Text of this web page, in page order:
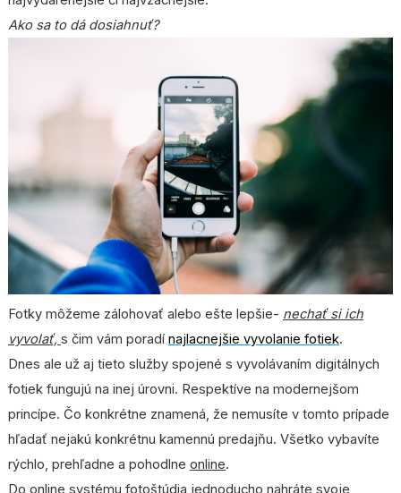
Ako sa to dá dosiahnuť?
Fotky môžeme zálohovať alebo ešte lepšie- nechať si ich
vyvolať, s čim vám poradí najlacnejšie vyvolanie fotiek.
Dnes ale už aj tieto služby spojené s vyvolávaním digitálnych
fotiek fungujú na inej úrovni. Respektíve na modernejšom
princípe. Čo konkrétne znamená, že nemusíte v tomto prípade
hľadať nejakú konkrétnu kamennú predajňu. Všetko vybavíte
rýchlo, prehľadne a pohodlne online.
Do online systému fotoštúdia jednoducho nahráte svoje